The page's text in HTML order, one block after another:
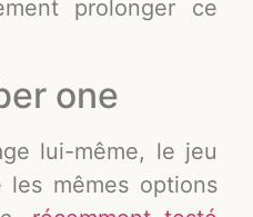
prolonger ce
one
lui-même, le jeu
les mêmes options